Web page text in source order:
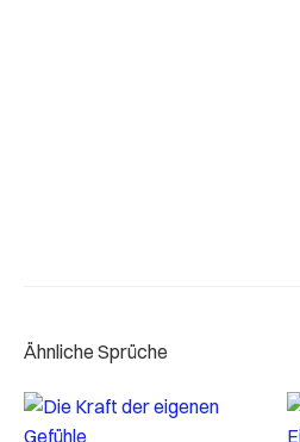
Ähnliche Sprüche